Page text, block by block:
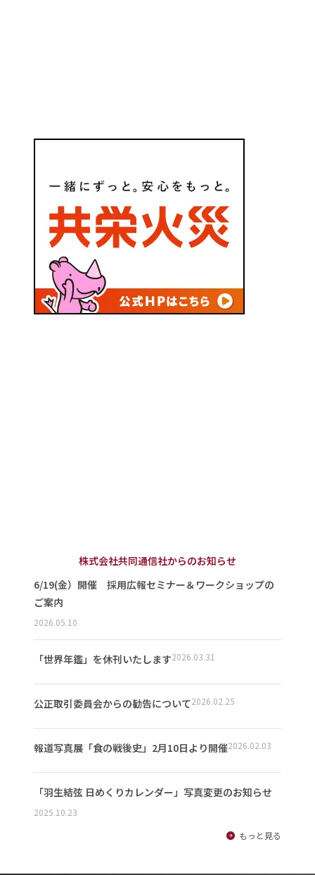
株式会社共同通信社からのお知らせ
6/19(金）開催 採用広報セミナー＆ワークショップの
ご案内
2026.05.10
「世界年鑑」を休刊いたします2026.03.31
公正取引委員会からの勧告について2026.02.25
報道写真展「食の戦後史」2月10日より開催2026.02.03
「羽生結弦 日めくりカレンダー」写真変更のお知らせ
2025.10.23
もっと見る